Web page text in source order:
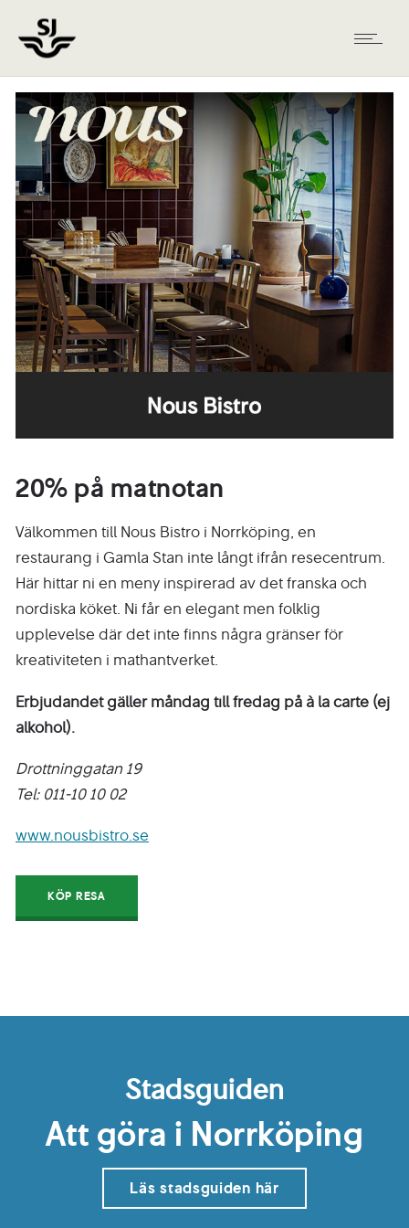
20% på matnotan
Välkommen till Nous Bistro i Norrköping, en
restaurang i Gamla Stan inte långt ifrån resecentrum.
Här hittar ni en meny inspirerad av det franska och
nordiska köket. Ni får en elegant men folklig
upplevelse där det inte finns några gränser för
kreativiteten i mathantverket.
Erbjudandet gäller måndag till fredag på à la carte (ej
alkohol).
Drottninggatan 19
Tel: 011-10 10 02
www.nousbistro.se
KÖP RESA
Stadsguiden
Att göra i Norrköping
Läs stadsguiden här